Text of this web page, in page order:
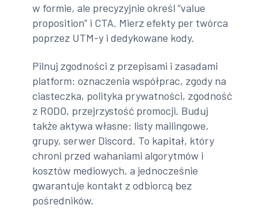
w formie, ale precyzyjnie określ “value
proposition” i CTA. Mierz efekty per twórca
poprzez UTM-y i dedykowane kody.
Pilnuj zgodności z przepisami i zasadami
platform: oznaczenia współprac, zgody na
ciasteczka, polityka prywatności, zgodność
z RODO, przejrzystość promocji. Buduj
także aktywa własne: listy mailingowe,
grupy, serwer Discord. To kapitał, który
chroni przed wahaniami algorytmów i
kosztów mediowych, a jednocześnie
gwarantuje kontakt z odbiorcą bez
pośredników.